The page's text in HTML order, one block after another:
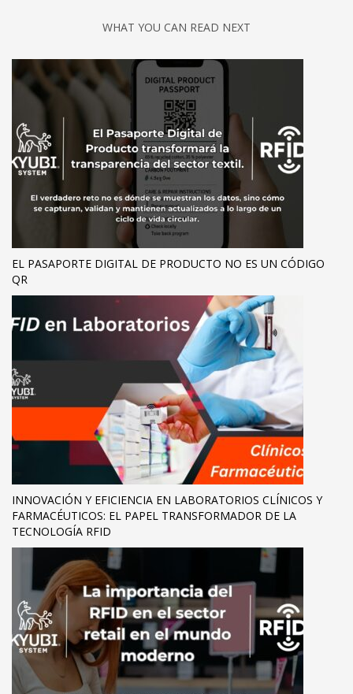
WHAT YOU CAN READ NEXT
EL PASAPORTE DIGITAL DE PRODUCTO NO ES UN CÓDIGO
QR
INNOVACIÓN Y EFICIENCIA EN LABORATORIOS CLÍNICOS Y
FARMACÉUTICOS: EL PAPEL TRANSFORMADOR DE LA
TECNOLOGÍA RFID